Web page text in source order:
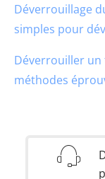
Déverrouillage
simples pour
Déverrouiller un
méthodes